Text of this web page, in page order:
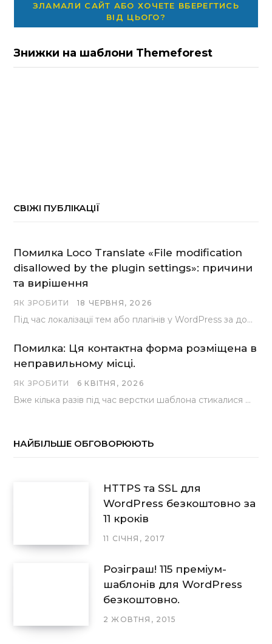
ЗЛАМАЛИ САЙТ АБО ХОЧЕТЕ ВБЕРЕГТИСЬ
ВІД ЦЬОГО?
Знижки на шаблони Themeforest
СВІЖІ ПУБЛІКАЦІЇ
Помилка Loco Translate «File modification
disallowed by the plugin settings»: причини
та вирішення
ЯК ЗРОБИТИ 18 ЧЕРВНЯ, 2026
Під час локалізації тем або плагінів у WordPress за допомогою популярного інструменту Loco Translate розробники…
Помилка: Ця контактна форма розміщена в
неправильному місці.
ЯК ЗРОБИТИ 6 КВІТНЯ, 2026
Вже кілька разів під час верстки шаблона стикалися з проблемою, коли замість контактної форми, згенерованої…
НАЙБІЛЬШЕ ОБГОВОРЮЮТЬ
HTTPS та SSL для
WordPress безкоштовно за
11 кроків
11 СІЧНЯ, 2017
Розіграш! 115 преміум-
шаблонів для WordPress
безкоштовно.
2 ЖОВТНЯ, 2015